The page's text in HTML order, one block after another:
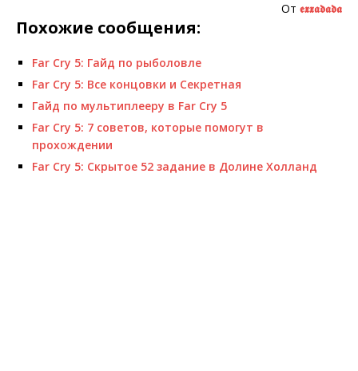
От 𝖊𝖝𝖝𝖆𝖉𝖆𝖉𝖆
Похожие сообщения:
Far Cry 5: Гайд по рыболовле
Far Cry 5: Все концовки и Секретная
Гайд по мультиплееру в Far Cry 5
Far Cry 5: 7 советов, которые помогут в
прохождении
Far Cry 5: Скрытое 52 задание в Долине Холланд